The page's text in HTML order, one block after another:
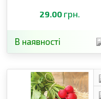
29.00 грн.
В наявності